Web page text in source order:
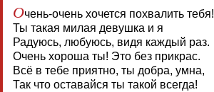
Очень-очень хочется похвалить тебя!
Ты такая милая девушка и я
Радуюсь, любуюсь, видя каждый раз.
Очень хороша ты! Это без прикрас.
Всё в тебе приятно, ты добра, умна,
Так что оставайся ты такой всегда!